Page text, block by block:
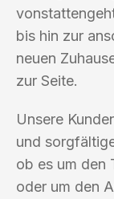
bis hin zur
neuen
zur Seite.
Unsere
und
ob es um den
oder um den